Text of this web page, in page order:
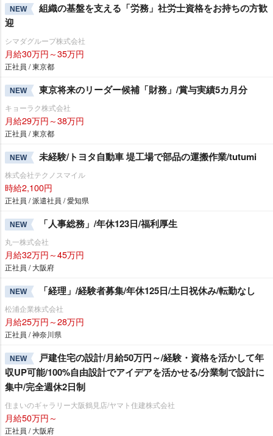
NEW
組織の基盤を支える「労務」社労士資格をお持ちの方歓
迎
シマダグループ株式会社
月給30万円～35万円
正社員 / 東京都
NEW 東京将来のリーダー候補「財務」/賞与実績5カ月分
キョーラク株式会社
月給29万円～38万円
正社員 / 東京都
NEW 未経験/トヨタ自動車 堤工場で部品の運搬作業/tutumi
株式会社テクノスマイル
時給2,100円
正社員 / 派遣社員 / 愛知県
NEW 「人事総務」/年休123日/福利厚生
丸一株式会社
月給32万円～45万円
正社員 / 大阪府
NEW 「経理」/経験者募集/年休125日/土日祝休み/転勤なし
松浦企業株式会社
月給25万円～28万円
正社員 / 神奈川県
NEW
戸建住宅の設計/月給50万円～/経験・資格を活かして年
収UP可能/100%自由設計でアイデアを活かせる/分業制で設計に
集中/完全週休2日制
住まいのギャラリー大阪鶴見店/ヤマト住建株式会社
月給50万円～
正社員 / 大阪府